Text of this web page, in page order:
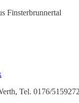
Finsterbrunnertal
Tel. 0176/